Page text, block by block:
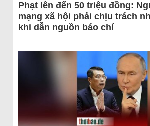
Phạt lên đến 50 triệu đồng:
mạng xã hội phải chịu trách
khi dẫn nguồn báo chí